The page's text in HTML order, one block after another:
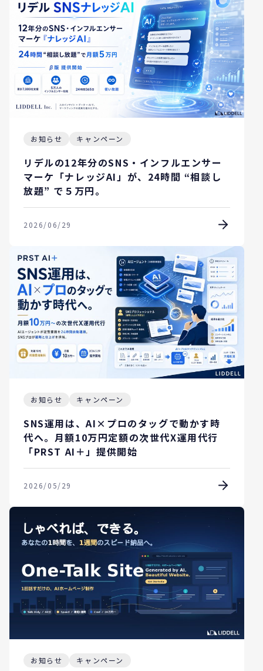
お知らせ キャンペーン
リデルの12年分のSNS・インフルエンサー
マーケ「ナレッジAI」が、24時間 “相談し
放題” で５万円。
2026/06/29
お知らせ キャンペーン
SNS運用は、AI×プロのタッグで動かす時
代へ。月額10万円定額の次世代X運用代行
「PRST AI＋」提供開始
2026/05/29
お知らせ キャンペーン